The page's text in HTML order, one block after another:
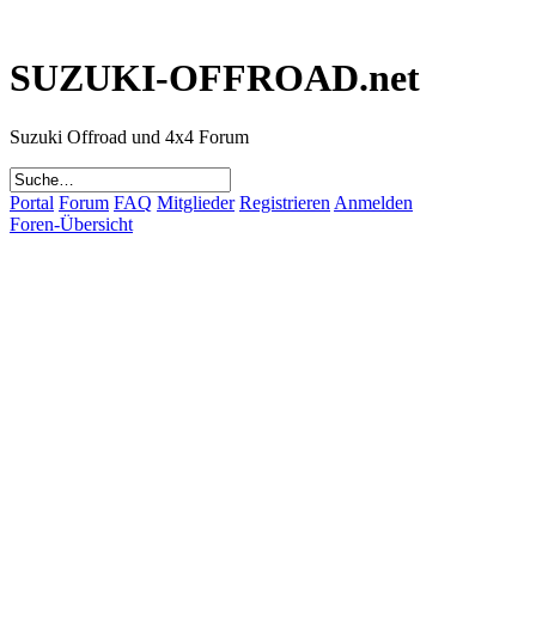
SUZUKI-OFFROAD.net
Suzuki Offroad und 4x4 Forum
Portal Forum FAQ Mitglieder Registrieren Anmelden
Foren-Übersicht